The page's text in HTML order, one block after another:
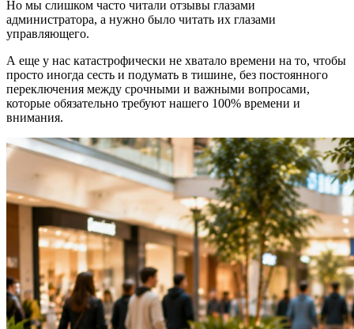
Но мы слишком часто читали отзывы глазами
администратора, а нужно было читать их глазами
управляющего.
А еще у нас катастрофически не хватало времени на то, чтобы
просто иногда сесть и подумать в тишине, без постоянного
переключения между срочными и важными вопросами,
которые обязательно требуют нашего 100% времени и
внимания.